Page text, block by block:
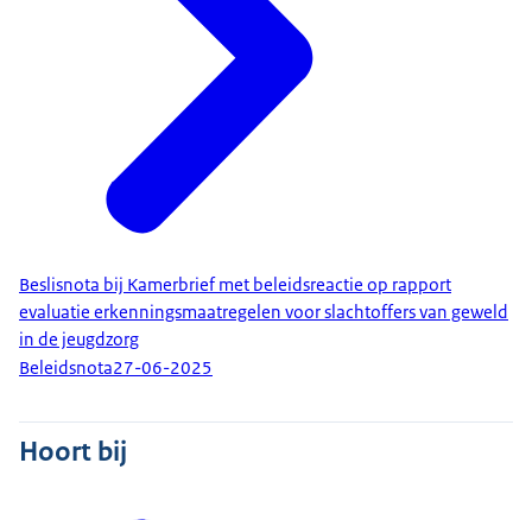
Beslisnota bij Kamerbrief met beleidsreactie op rapport
evaluatie erkenningsmaatregelen voor slachtoffers van geweld
in de jeugdzorg
Beleidsnota27-06-2025
Hoort bij